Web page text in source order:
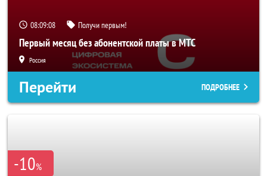
08:09:06 Получи первым!
Первый месяц без абонентской платы в МТС
Россия
Перейти ПОДРОБНЕЕ
-10%